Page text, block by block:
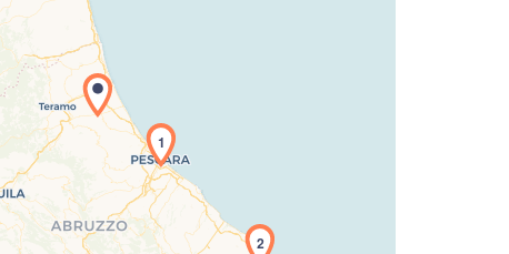
Caricamento della carta in corso...
1
2